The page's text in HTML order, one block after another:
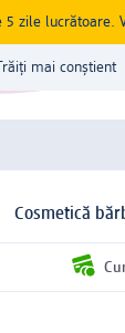
zile lucrătoare.
Trăiți mai conștient
Cosmetică